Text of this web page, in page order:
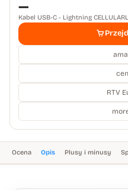
—
Kabel USB-C - Lightning
RTV
Ocena Opis Plusy i minusy